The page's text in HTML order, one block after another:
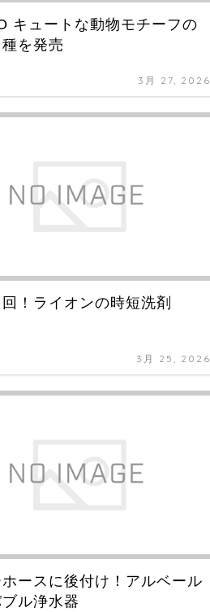
キュートな動物モチーフの
を発売
3月 27, 2026
！ライオンの時短洗剤
3月 25, 2026
ースに後付け！アルベール
ル浄水器